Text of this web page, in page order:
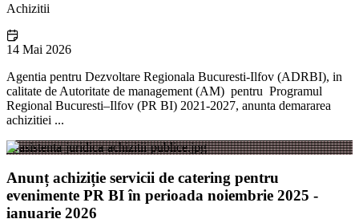
Achizitii
14 Mai 2026
Agentia pentru Dezvoltare Regionala Bucuresti-Ilfov (ADRBI), in
calitate de Autoritate de management (AM) pentru Programul
Regional Bucuresti–Ilfov (PR BI) 2021-2027, anunta demararea
achizitiei ...
Anunț achiziție servicii de catering pentru
evenimente PR BI în perioada noiembrie 2025 -
ianuarie 2026